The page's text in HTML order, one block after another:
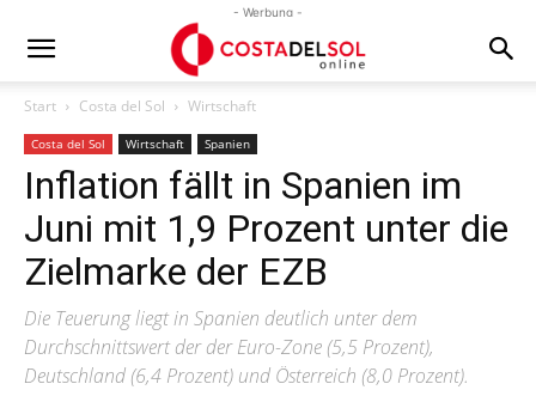
- Werbung -
Start Costa del Sol Wirtschaft
Costa del Sol Wirtschaft Spanien
Inflation fällt in Spanien im
Juni mit 1,9 Prozent unter die
Zielmarke der EZB
Die Teuerung liegt in Spanien deutlich unter dem
Durchschnittswert der der Euro-Zone (5,5 Prozent),
Deutschland (6,4 Prozent) und Österreich (8,0 Prozent).